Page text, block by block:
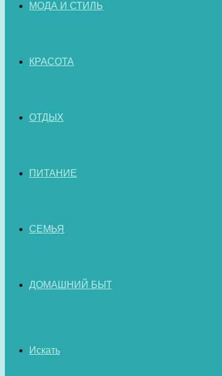
МОДА И СТИЛЬ
КРАСОТА
ОТДЫХ
ПИТАНИЕ
СЕМЬЯ
ДОМАШНИЙ БЫТ
Искать